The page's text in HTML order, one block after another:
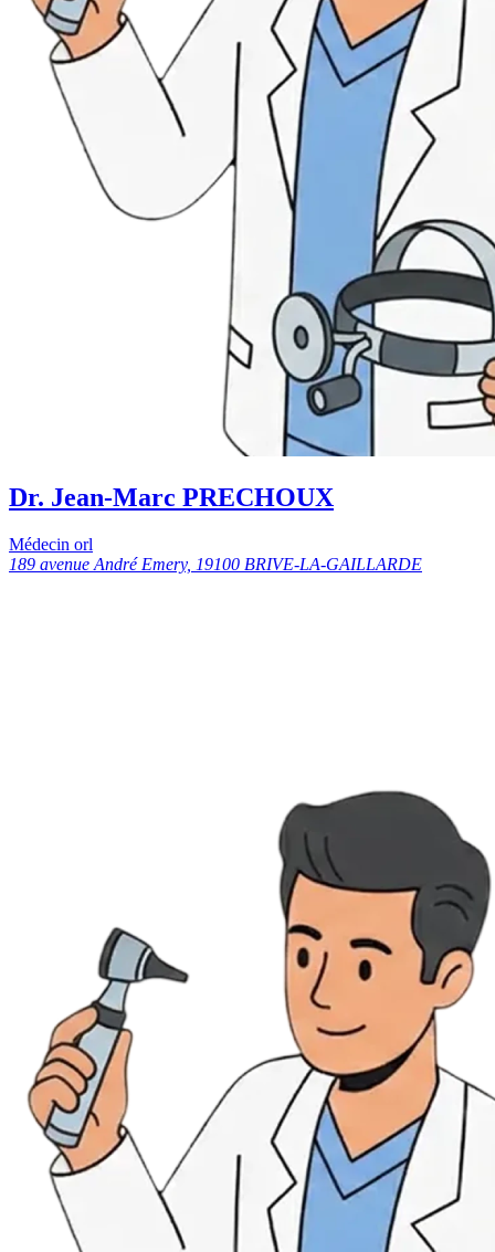
Dr. Jean-Marc PRECHOUX
Médecin orl
189 avenue André Emery, 19100 BRIVE-LA-GAILLARDE